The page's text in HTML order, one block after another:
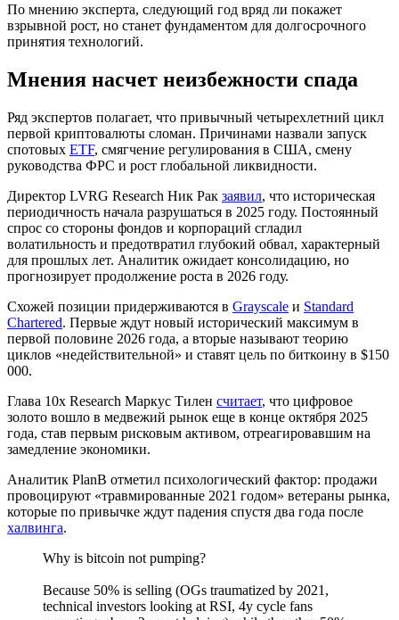
По мнению эксперта, следующий год вряд ли покажет
взрывной рост, но станет фундаментом для долгосрочного
принятия технологий.
Мнения насчет неизбежности спада
Ряд экспертов полагает, что привычный четырехлетний цикл
первой криптовалюты сломан. Причинами назвали запуск
спотовых ETF, смягчение регулирования в США, смену
руководства ФРС и рост глобальной ликвидности.
Директор LVRG Research Ник Рак заявил, что историческая
периодичность начала разрушаться в 2025 году. Постоянный
спрос со стороны фондов и корпораций сгладил
волатильность и предотвратил глубокий обвал, характерный
для прошлых лет. Аналитик ожидает консолидацию, но
прогнозирует продолжение роста в 2026 году.
Схожей позиции придерживаются в Grayscale и Standard
Chartered. Первые ждут новый исторический максимум в
первой половине 2026 года, а вторые называют теорию
циклов «недействительной» и ставят цель по биткоину в $150
000.
Глава 10x Research Маркус Тилен считает, что цифровое
золото вошло в медвежий рынок еще в конце октября 2025
года, став первым рисковым активом, отреагировавшим на
замедление экономики.
Аналитик PlanB отметил психологический фактор: продажи
провоцируют «травмированные 2021 годом» ветераны рынка,
которые по привычке ждут падения спустя два года после
халвинга.
Why is bitcoin not pumping?
Because 50% is selling (OGs traumatized by 2021,
technical investors looking at RSI, 4y cycle fans